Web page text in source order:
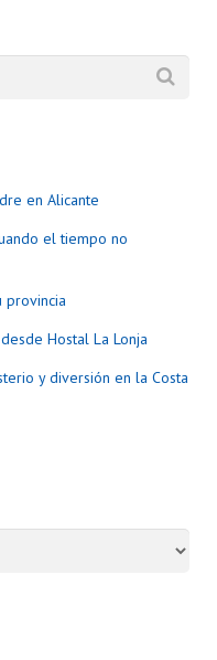
en Alicante
el tiempo no
provincia
Hostal La Lonja
y diversión en la Costa